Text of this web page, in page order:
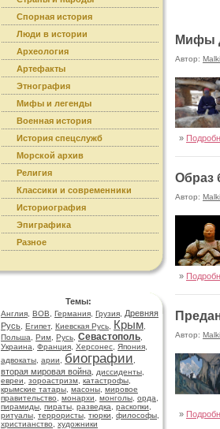
Спорная история
Люди в истории
Археология
Артефакты
Этнография
Мифы и легенды
Военная история
История спецслужб
Морской архив
Религия
Классики и современники
Историография
Эпиграфика
Разное
Темы:
Англия ВОВ Германия Грузия
Древняя
Русь Египет, Киевская Русь Крым
Польша
Рим Русь Севастополь
Украина
Франция Херсонес Япония
адвокаты арии биографии
вторая мировая война диссиденты
евреи
зороастризм катастрофы
крымские татары масоны мировое
правительство
монархи монголы орда
пирамиды пираты разведка раскопки
ритуалы террористы тюрки философы
христианство
художники
Мифы
Автор:
»
Образ
Автор:
»
Автор:
»